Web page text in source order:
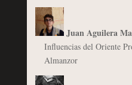
Juan Aguilera
Influencias del Oriente
Almanzor